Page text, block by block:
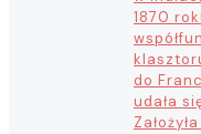
1870
do
udała